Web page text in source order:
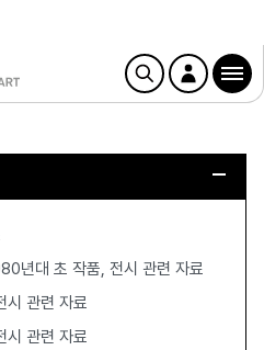
년대 초 작품, 전시 관련 자료
관련 자료
관련 자료